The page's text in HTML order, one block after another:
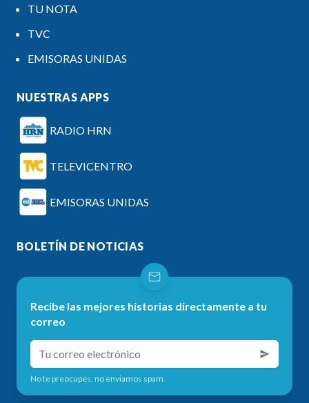
TU NOTA
TVC
EMISORAS UNIDAS
NUESTRAS APPS
RADIO HRN
TELEVICENTRO
EMISORAS UNIDAS
BOLETÍN DE NOTICIAS
Recibe las mejores historias directamente a tu
correo
No te preocupes, no enviamos spam.